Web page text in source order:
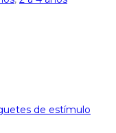
de estímulo